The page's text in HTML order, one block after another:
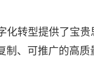
转型提供了宝
、可推广的高质